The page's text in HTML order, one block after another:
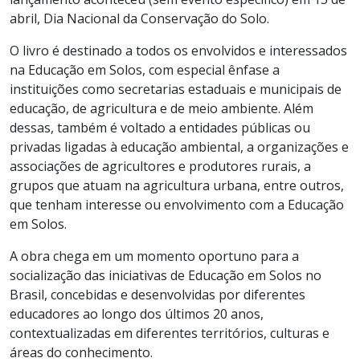
abril, Dia Nacional da Conservação do Solo.
O livro é destinado a todos os envolvidos e interessados
na Educação em Solos, com especial ênfase a
instituições como secretarias estaduais e municipais de
educação, de agricultura e de meio ambiente. Além
dessas, também é voltado a entidades públicas ou
privadas ligadas à educação ambiental, a organizações e
associações de agricultores e produtores rurais, a
grupos que atuam na agricultura urbana, entre outros,
que tenham interesse ou envolvimento com a Educação
em Solos.
A obra chega em um momento oportuno para a
socialização das iniciativas de Educação em Solos no
Brasil, concebidas e desenvolvidas por diferentes
educadores ao longo dos últimos 20 anos,
contextualizadas em diferentes territórios, culturas e
áreas do conhecimento.